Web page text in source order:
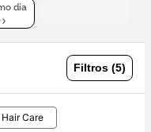
día
Filtros (5)
Hair Care